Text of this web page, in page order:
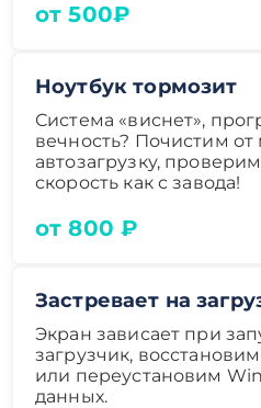
от 500₽
Ноутбук тормозит
Система «виснет»,
вечность? Почистим
автозагрузку,
скорость как с завода!
от 800 ₽
Застревает на
Экран зависает при
загрузчик,
или переустановим
данных.